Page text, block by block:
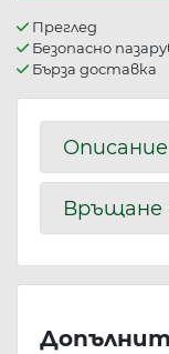
Преглед
Безопасно
Бърза доставка
Описание
Връщане